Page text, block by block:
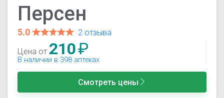
Персен
5.0
2 отзыва
Цена от 210₽
В наличии в 398 аптеках
Смотреть цены